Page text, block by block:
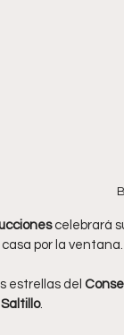
celebrará
por la ventana.
estrellas del
.